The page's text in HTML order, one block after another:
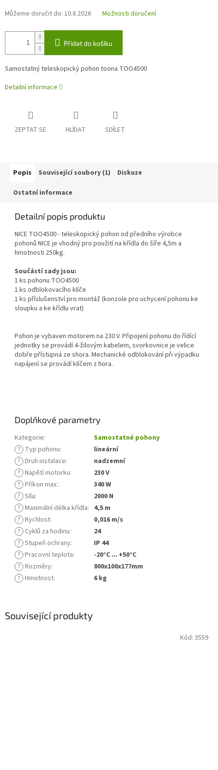
Můžeme doručit do: 10.8.2026 Možnosti doručení
Přidat do košíku
Samostatný teleskopický pohon toona TOO4500
Detailní informace
ZEPTAT SE HLÍDAT SDÍLET
Související produkty
Kód: 3559
Popis Související soubory (1) Diskuze
Ostatní informace
Detailní popis produktu
NICE TOO4500 - teleskopický pohon od předního výrobce
pohonů NICE je vhodný pro použití na křídla do šíře 4,5m a
hmotnosti 250kg.
Součástí sady jsou:
1 ks pohonu TOO4500
1 ks odblokovacího klíče
1 ks příslušenství pro montáž (konzole pro uchycení pohonu ke
sloupku a ke křídlu vrat)
Pohon je vybaven motorem na 230 V. Připojení pohonu do řídící
jednotky se provádí 4-žilovým kabelem, svorkovnice je velice
dobře přístupná ze shora. Mechanické odblokování při výpadku
napájení se provádí klíčem z hora.
Doplňkové parametry
Kategorie:
Samostatné pohony
? Typ pohonu:
lineární
? Druh instalace:
nadzemní
? Napětí motorku:
230 V
? Příkon max.:
340 W
? Síla:
2000 N
? Maximální délka křídla: 4,5 m
? Rychlost:
0,016 m/s
? Cyklů za hodinu:
24
? Stupeň ochrany:
IP 44
? Pracovní teplota:
-20°C ... +50°C
? Rozměry:
800x100x177mm
? Hmotnost: 6 kg